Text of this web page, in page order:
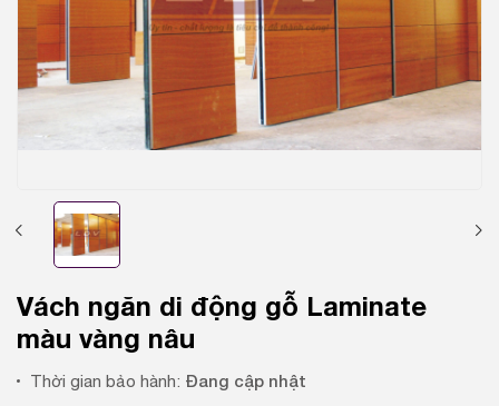
Vách ngăn di động gỗ Laminate
màu vàng nâu
Thời gian bảo hành: Đang cập nhật